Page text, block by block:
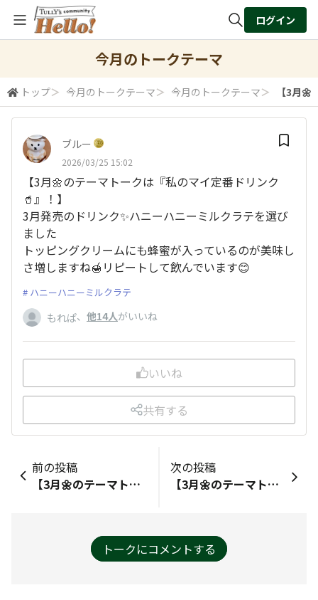
検索
ログイン
今月のトークテーマ
トップ＞ 今月のトークテーマ＞ 今月のトークテーマ＞ 【3月
ブルー
2026/03/25 15:02
【3月🌼のテーマトークは『私のマイ定番ドリンク
🥤』！】
3月発売のドリンク✨ハニーハニーミルクラテを選び
ました
トッピングクリームにも蜂蜜が入っているのが美味し
さ増しますね🍯リピートして飲んでいます😊
ハニーハニーミルクラテ
もれぱ、 他14人がいいね
いいね
共有する
前の投稿
【3月🌼のテーマトークは『私のマイ定番ドリンク🥤』！】 家で飲むときは豆を挽いてブラックで お店で飲むときはシーズナルドリンクを これが私の定番です
次の投稿
【3月🌼のテーマトークは『私のマイ定番ドリンク🥤』！】 ハニーミルクラテ🍯のショット追加です。 冷たい飲み物が少し苦手なので､基本ホットで。 今月の『HONEY LOVERS』ホイップがとっても美味しい！はちみつとホイップ増量は甘過ぎるかな〜と思っていたところ、あおいフェローさんの「シロップ抜き」の投稿✍️ 次回は増量&amp;シロップ抜きで飲みたいです。
トークにコメントする